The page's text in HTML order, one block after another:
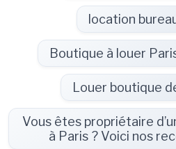
location
Boutique à louer
Louer boutique
Vous êtes propriétaire
à Paris ? Voici nos